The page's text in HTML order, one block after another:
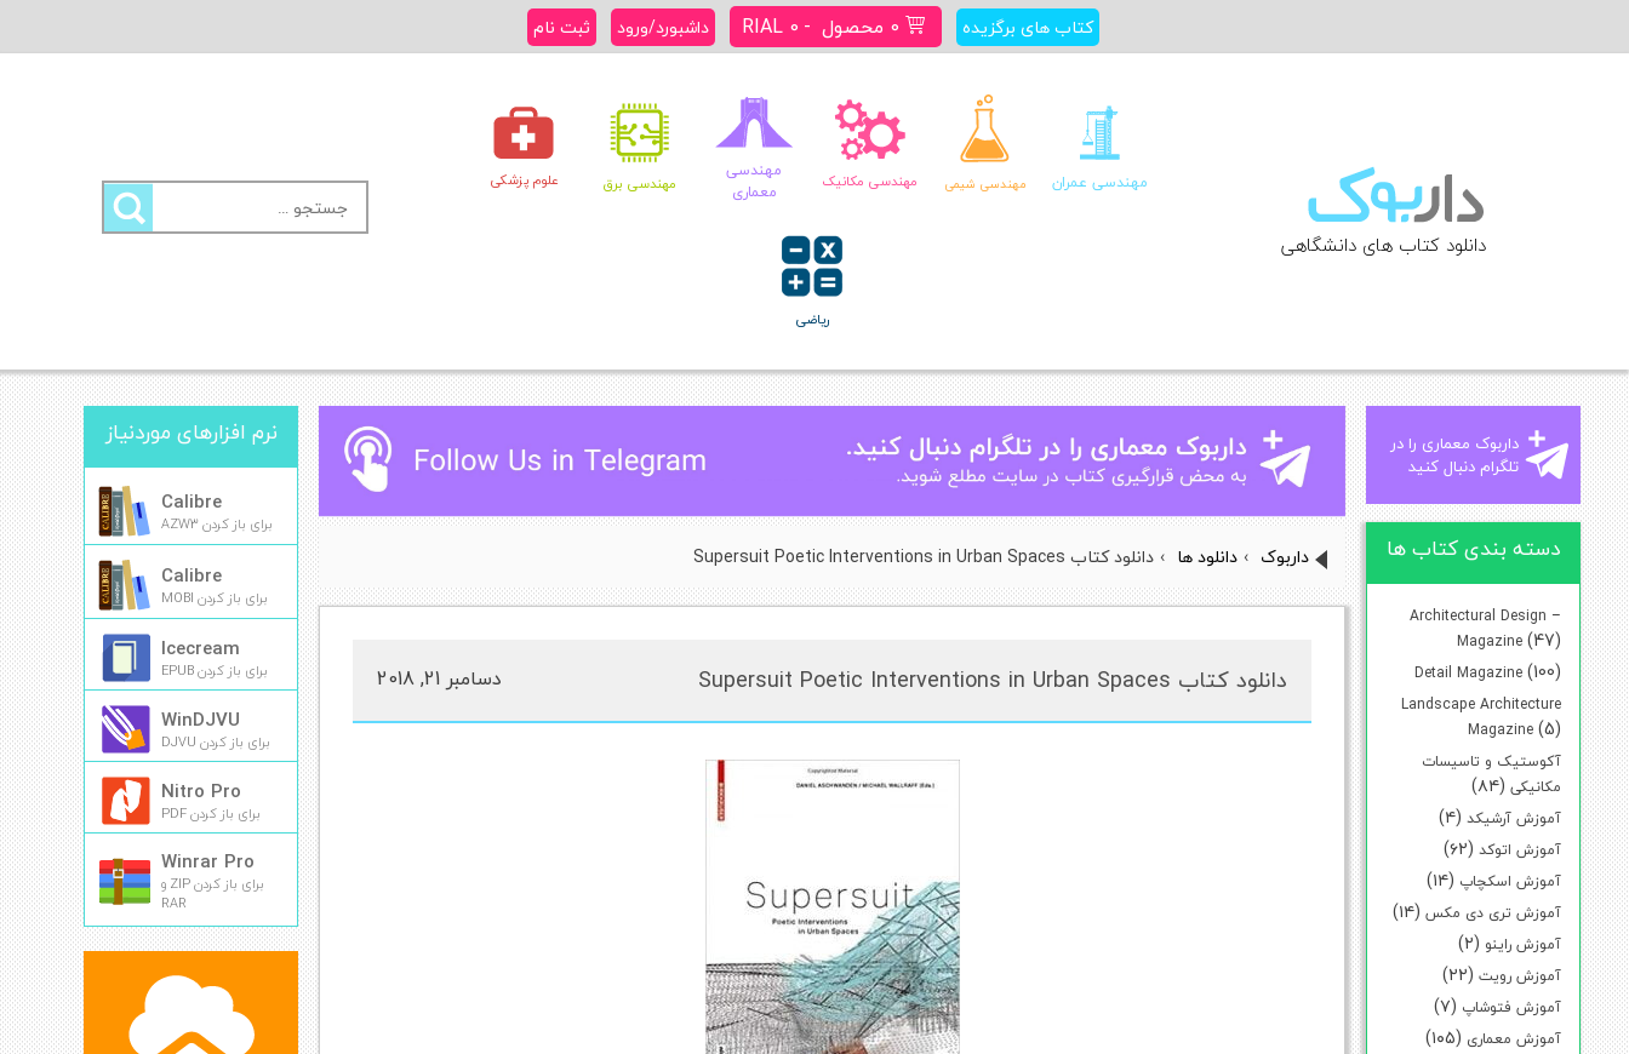
کتاب های برگزیده 0 محصول RIAL 0 داشبورد/ورود ثبت نام
دانلود کتاب های دانشگاهی
مهندسی عمران مهندسی شیمی مهندسی مکانیک
مهندسی
معماری
مهندسی برق علوم پزشکی
ریاضی
جستجو
برای:
داربوک معماری را در
تلگرام دنبال کنید
دسته بندی کتاب ها
Architectural Design –
Magazine(47)
Detail Magazine(100)
Landscape Architecture
Magazine(5)
آکوستیک و تاسیسات
مکانیکی (۸۴)
آموزش آرشیکد (۴)
آموزش اتوکد (۶۲)
آموزش اسکچاپ (۱۴)
آموزش تری دی مکس (۱۴)
آموزش راینو (۲)
آموزش رویت (۲۲)
آموزش فتوشاپ (۷)
آموزش معماری (۱۰۵)
داربوک › دانلود ها › دانلود کتاب Supersuit Poetic Interventions in Urban Spaces
دانلود کتاب Supersuit Poetic Interventions in Urban Spaces دسامبر 21, 2018
نرم افزارهای موردنیاز
Calibre
برای باز کردن AZW3
Calibre
برای باز کردن MOBI
Icecream
برای باز کردن EPUB
WinDJVU
برای باز کردن DJVU
Nitro Pro
برای باز کردن PDF
Winrar Pro
برای باز کردن ZIP و
RAR